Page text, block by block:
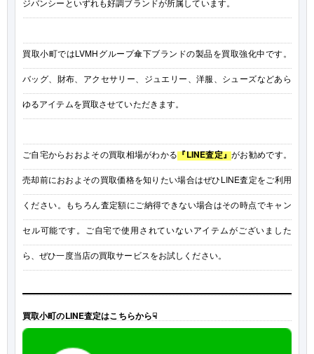
買取小町ではLVMHグループ傘下ブランドの製品を買取強化中です。
バッグ、財布、アクセサリー、ジュエリー、洋服、シューズなどあら
ゆるアイテムを買取させていただきます。
ご自宅からおおよその買取相場がわかる『LINE査定』がお勧めです。
売却前におおよその買取価格を知りたい場合はぜひLINE査定をご利用
ください。もちろん査定額にご納得できない場合はその時点でキャン
セル可能です。ご自宅で使用されていないアイテムがございました
ら、ぜひ一度当店の買取サービスをお試しください。
買取小町のLINE査定はこちらから☟